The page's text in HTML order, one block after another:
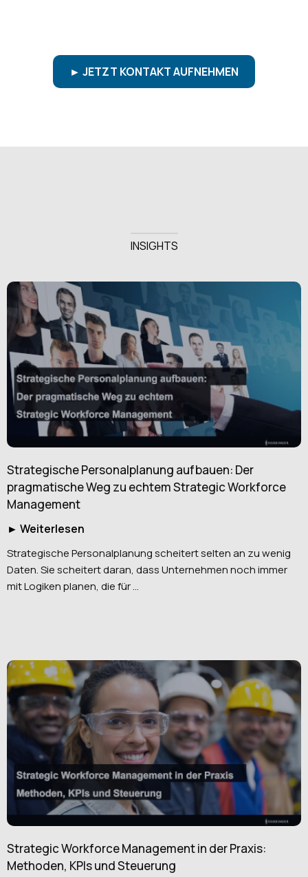
► JETZT KONTAKT AUFNEHMEN
INSIGHTS
Strategische Personalplanung aufbauen: Der
pragmatische Weg zu echtem Strategic Workforce
Management
► Weiterlesen
Strategische Personalplanung scheitert selten an zu wenig
Daten. Sie scheitert daran, dass Unternehmen noch immer
mit Logiken planen, die für ...
Strategic Workforce Management in der Praxis:
Methoden, KPIs und Steuerung